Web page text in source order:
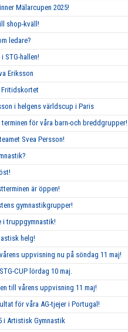
Mälarcupen 2025!
shop-kväll!
ledare?
STG-hallen!
Eriksson
i helgens världscup i Paris
för våra barn-och breddgrupper!
Svea Persson!
är öppen!
gymnastikgrupper!
i truppgymnastik!
helg!
uppvisning nu på söndag 11 maj!
CUP lördag 10 maj.
till vårens uppvisning 11 maj!
för våra AG-tjejer i Portugal!
i Artistisk Gymnastik